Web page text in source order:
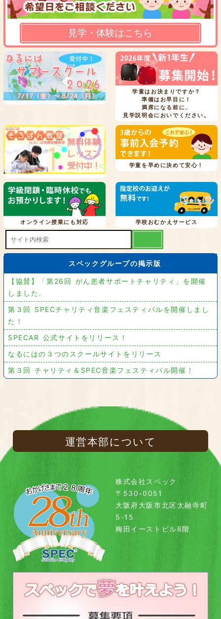
見学・体験はこちら
学童はお決まりですか？
準備はお早目に！
満席になる前に、
見学説明会においでください。
学童を早めに決めて安心！
オンライン授業にも対応 学校おむかえサービス
スペックグループの掲示版
【協賛】「第26回 がん患者サポートチャリティ」を開催
しました。
第３回 SPECチャリティ音楽フェスティバルを開催しまし
た！
SPECAR 公式サイトをリリース！
なるにはの３つのスクールサイトをリリース
第３回 チャリティ＆SPEC音楽フェスティバル開催！
運営本部について
株式会社スペック
〒530-0051
大阪府大阪市北区太融寺町
5-15
梅田イーストビル8階